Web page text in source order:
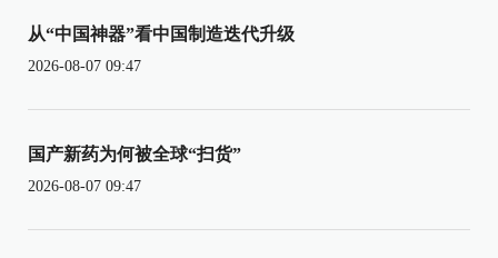
从“中国神器”看中国制造迭代升级
2026-08-07 09:47
国产新药为何被全球“扫货”
2026-08-07 09:47